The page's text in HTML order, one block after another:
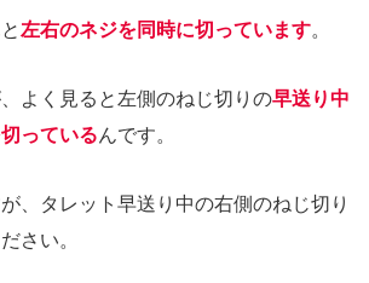
左右のネジを同時に切っています。
よく見ると左側のねじ切りの早送り中
っているんです。
、タレット早送り中の右側のねじ切り
さい。